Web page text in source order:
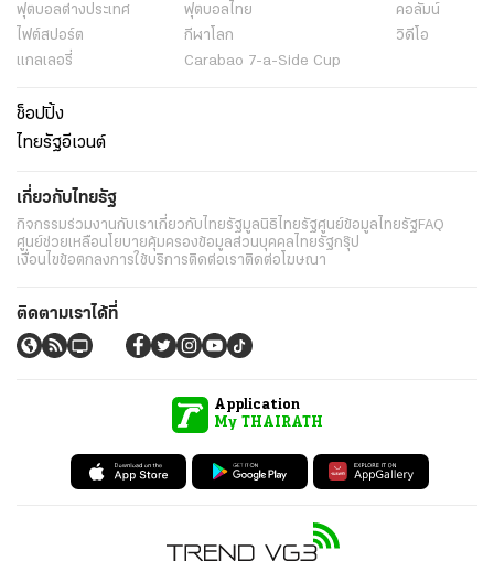
ฟุตบอลต่่างประเทศ ฟุตบอลไทย
คอลัมน์
ไฟต์สปอร์ต
กีฬาโลก
วิดีโอ
แกลเลอรี่
Carabao 7-a-Side Cup
ช็อปปิ้ง
ไทยรัฐอีเวนต์
เกี่ยวกับไทยรัฐ
กิจกรรมร่วมงานกับเราเกี่ยวกับไทยรัฐมูลนิธิไทยรัฐศูนย์ข้อมูลไทยรัฐFAQ
ศูนย์ช่วยเหลือนโยบายคุ้มครองข้อมูลส่วนบุคคลไทยรัฐกรุ๊ป
เงื่อนไขข้อตกลงการใช้บริการติดต่อเราติดต่อโฆษณา
ติดตามเราได้ที่
Application
My THAIRATH